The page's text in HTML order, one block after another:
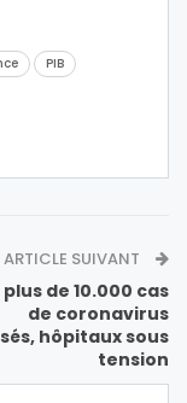
PIB
ARTICLE SUIVANT
de 10.000 cas
de coronavirus
hôpitaux sous
tension